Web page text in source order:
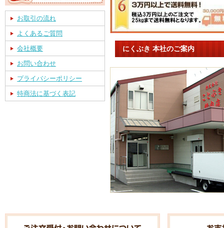
お取引の流れ
よくあるご質問
会社概要
お問い合わせ
プライバシーポリシー
特商法に基づく表記
にくぶき 本社のご案内